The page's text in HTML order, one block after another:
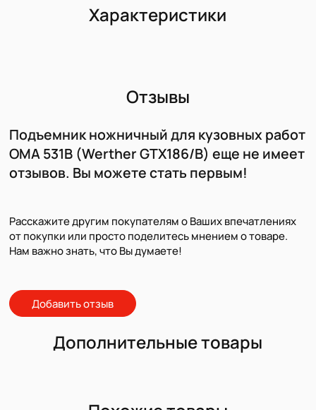
Характеристики
Отзывы
Подъемник ножничный для кузовных работ
OMA 531B (Werther GTX186/B) еще не имеет
отзывов. Вы можете стать первым!
Расскажите другим покупателям о Ваших впечатлениях
от покупки или просто поделитесь мнением о товаре.
Нам важно знать, что Вы думаете!
Добавить отзыв
Дополнительные товары